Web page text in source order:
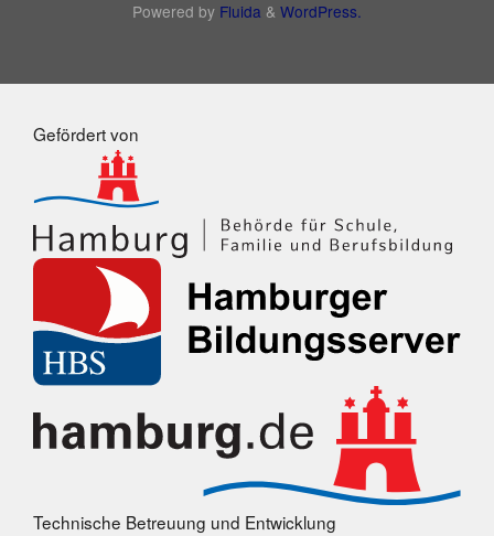
Powered by Fluida & WordPress.
Gefördert von
Technische Betreuung und Entwicklung